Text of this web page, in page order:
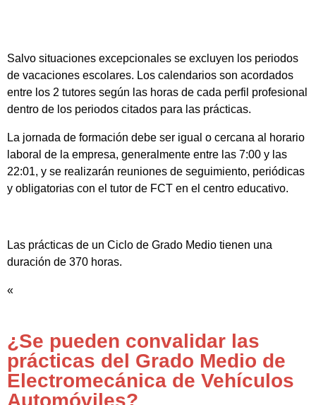
Salvo situaciones excepcionales se excluyen los periodos
de vacaciones escolares. Los calendarios son acordados
entre los 2 tutores según las horas de cada perfil profesional
dentro de los periodos citados para las prácticas.
La jornada de formación debe ser igual o cercana al horario
laboral de la empresa, generalmente entre las 7:00 y las
22:01, y se realizarán reuniones de seguimiento, periódicas
y obligatorias con el tutor de FCT en el centro educativo.
Las prácticas de un Ciclo de Grado Medio tienen una
duración de 370 horas.
«
¿Se pueden convalidar las
prácticas del Grado Medio de
Electromecánica de Vehículos